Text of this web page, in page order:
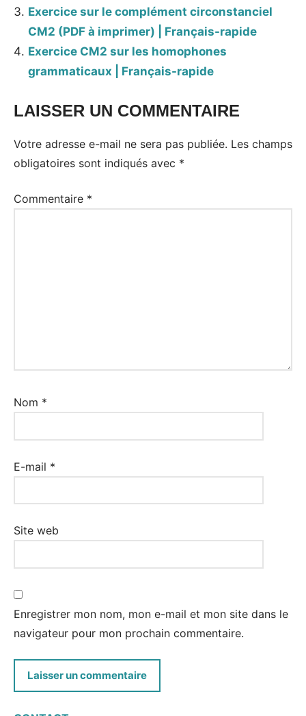
Exercice sur le complément circonstanciel
CM2 (PDF à imprimer) | Français-rapide
Exercice CM2 sur les homophones
grammaticaux | Français-rapide
LAISSER UN COMMENTAIRE
Votre adresse e-mail ne sera pas publiée. Les champs
obligatoires sont indiqués avec *
Commentaire *
Nom *
E-mail *
Site web
Enregistrer mon nom, mon e-mail et mon site dans le
navigateur pour mon prochain commentaire.